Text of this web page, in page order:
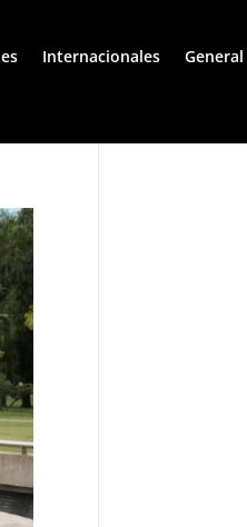
Internacionales General